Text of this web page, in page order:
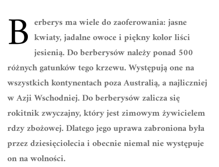
B erberys ma wiele do zaoferowania: jasne
kwiaty, jadalne owoce i piękny kolor liści
jesienią. Do berberysów należy ponad 500
różnych gatunków tego krzewu. Występują one na
wszystkich kontynentach poza Australią, a najliczniej
w Azji Wschodniej. Do berberysów zalicza się
rokitnik zwyczajny, który jest zimowym żywicielem
rdzy zbożowej. Dlatego jego uprawa zabroniona była
przez dziesięciolecia i obecnie niemal nie występuje
on na wolności.